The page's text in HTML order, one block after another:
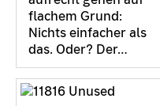
flachem Grund:
Nichts einfacher als
das. Oder? Der…